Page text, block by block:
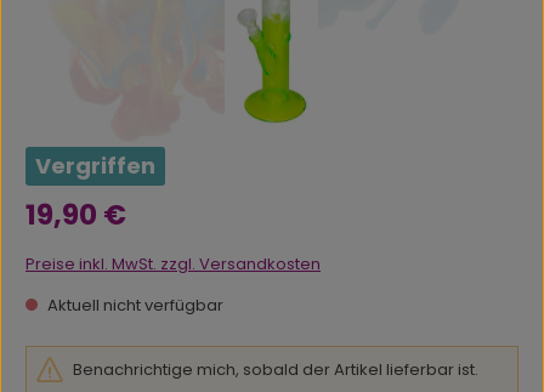
Vergriffen
Regulärer Preis:
19,90 €
Preise inkl. MwSt. zzgl. Versandkosten
Aktuell nicht verfügbar
Benachrichtige mich, sobald der Artikel lieferbar ist.